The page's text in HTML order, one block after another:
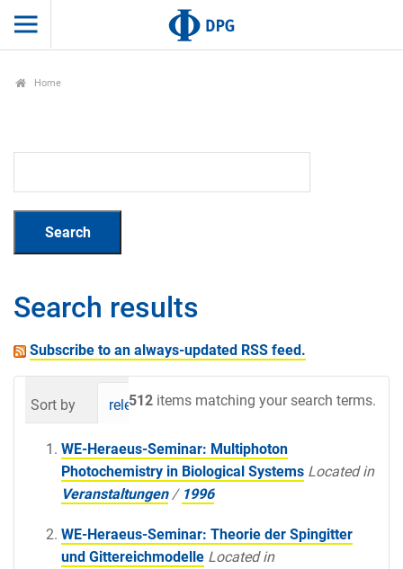
Home
Search results
Subscribe to an always-updated RSS feed.
512 items matching your search terms.
Sort by relevance date (newest first)
WE-Heraeus-Seminar: Multiphoton
Photochemistry in Biological Systems Located in
Veranstaltungen / 1996
WE-Heraeus-Seminar: Theorie der Spingitter
und Gittereichmodelle Located in